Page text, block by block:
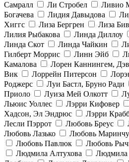
Самралл
Ли Стробел Ливио
Богачева
Лидия Давыдова
Хиггс
Лиза Бергрен Лиза
Лилия Рыбакова
Линда Диллоу
Линда Скот
Линда Чайкин
Гилберт Моррис
Линн Эйб
Камалова
Лорен Каннингем,
Вик
Лоррейн Питерсон
Роджерс
Луи Бастл, Бруно Ради
Приоло
Луиза Мей Олкотт
Льюис Уоллес
Лэрри Кифовер
Хадсон, Эл Эндрюс
Лэрри
Лесли Пэррот
Любовь Бреус
Любовь Лазько
Любовь
Любовь Павлюк
Любовь
Людмила Алтухова
Людмила